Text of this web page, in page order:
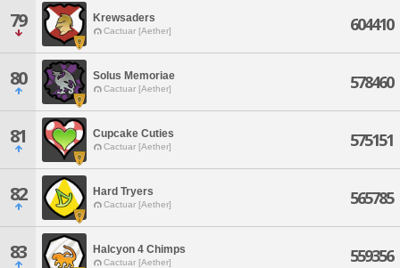
79 Krewsaders
Cactuar [Aether] 604410
80 Solus Memoriae
Cactuar [Aether] 578460
81 Cupcake Cuties
Cactuar [Aether] 575151
82 Hard Tryers
Cactuar [Aether] 565785
83 Halcyon 4 Chimps
Cactuar [Aether] 559356